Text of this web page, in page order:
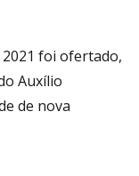
2021 foi ofertado,
Auxílio
de nova